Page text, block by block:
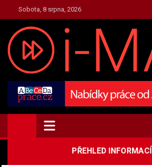
to
content
Sobota, 8 srpna, 2026
TOP.I-MAG.CZ
Magazín Zpravodajství
PŘEHLED INFORMACÍ